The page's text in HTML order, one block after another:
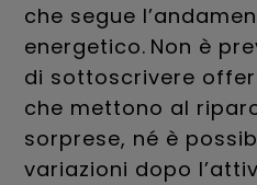
che segue
energetico. Non è
di sottoscrivere
che mettono al
sorprese, né è
variazioni dopo